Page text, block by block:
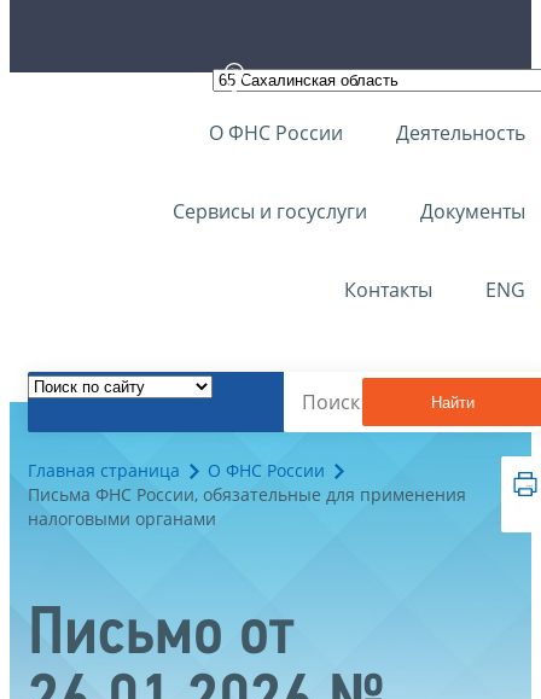
О ФНС России Деятельность
Сервисы и госуслуги Документы
Контакты ENG
Найти
Главная страница
О ФНС России
Письма ФНС России, обязательные для применения
налоговыми органами
Письмо от